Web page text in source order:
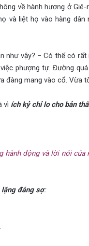
về hành hương ở
và liệt họ vào hàng
như vậy? – Có thể
phượng tự. Đường
đàng mang vào cổ. Vừa
vì ích kỷ chỉ lo cho bản
hành động và lời nói
lặng đáng sợ: